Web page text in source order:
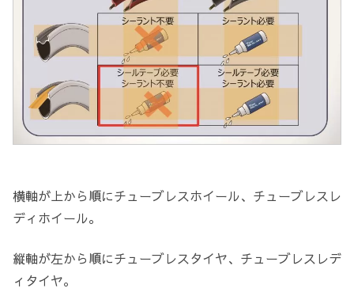
横軸が上から順にチューブレスホイール、チューブレスレ
ディホイール。
縦軸が左から順にチューブレスタイヤ、チューブレスレデ
ィタイヤ。